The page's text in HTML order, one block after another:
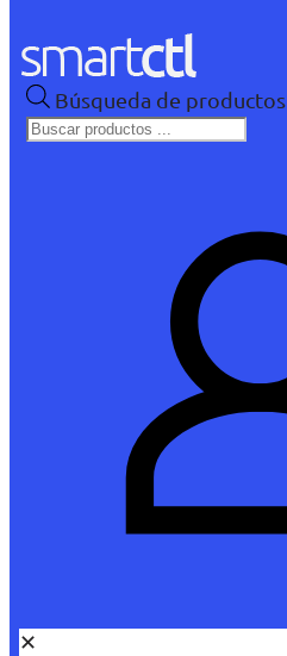
Búsqueda de productos
✕